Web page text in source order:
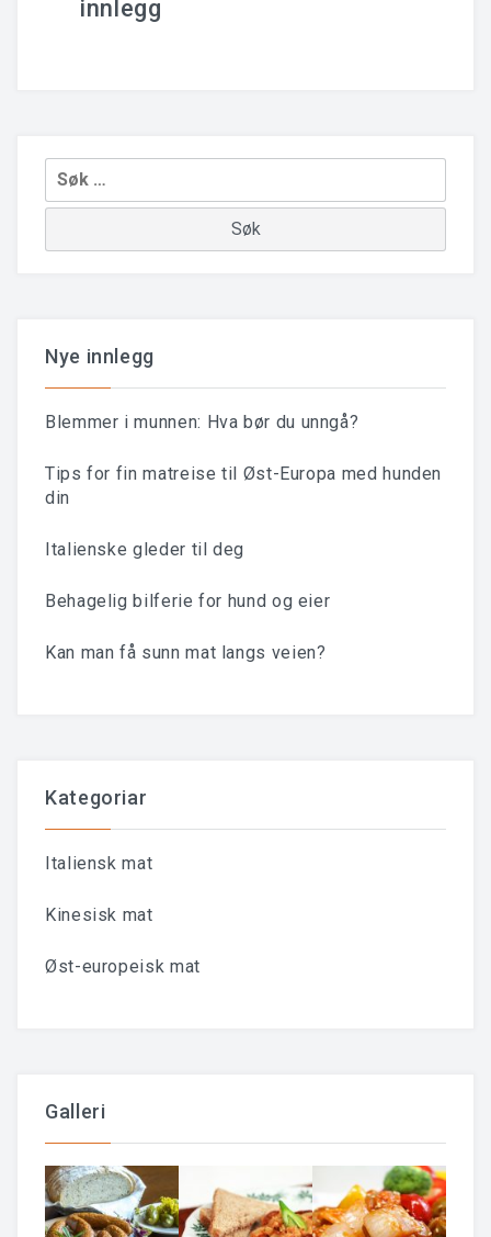
Leit
etter:
Nye innlegg
Blemmer i munnen: Hva bør du unngå?
Tips for fin matreise til Øst-Europa med hunden
din
Italienske gleder til deg
Behagelig bilferie for hund og eier
Kan man få sunn mat langs veien?
Kategoriar
Italiensk mat
Kinesisk mat
Øst-europeisk mat
Galleri